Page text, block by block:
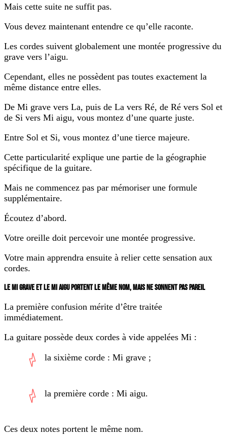
Mais cette suite ne suffit pas.
Vous devez maintenant entendre ce qu’elle raconte.
Les cordes suivent globalement une montée progressive du
grave vers l’aigu.
Cependant, elles ne possèdent pas toutes exactement la
même distance entre elles.
De Mi grave vers La, puis de La vers Ré, de Ré vers Sol et
de Si vers Mi aigu, vous montez d’une quarte juste.
Entre Sol et Si, vous montez d’une tierce majeure.
Cette particularité explique une partie de la géographie
spécifique de la guitare.
Mais ne commencez pas par mémoriser une formule
supplémentaire.
Écoutez d’abord.
Votre oreille doit percevoir une montée progressive.
Votre main apprendra ensuite à relier cette sensation aux
cordes.
LE MI GRAVE ET LE MI AIGU PORTENT LE MÊME NOM, MAIS NE SONNENT PAS PAREIL
La première confusion mérite d’être traitée
immédiatement.
La guitare possède deux cordes à vide appelées Mi :
la sixième corde : Mi grave ;
la première corde : Mi aigu.
Ces deux notes portent le même nom.